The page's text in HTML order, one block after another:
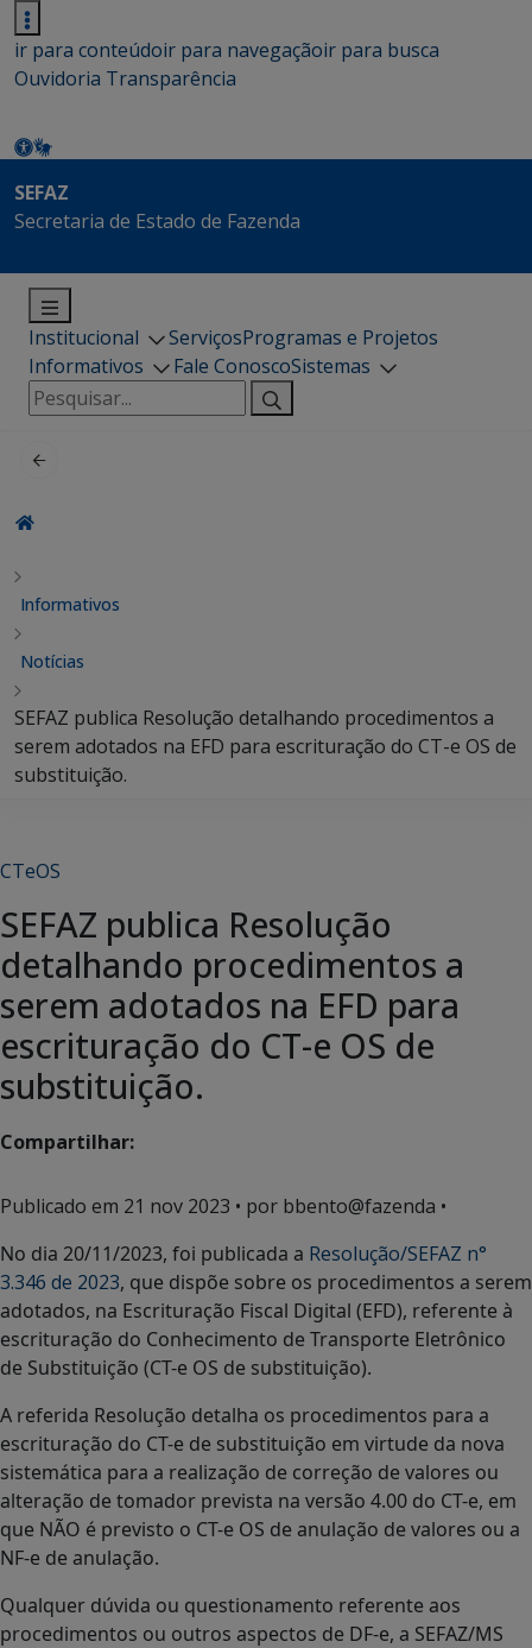
ir para conteúdoir para navegaçãoir para busca
Ouvidoria Transparência
SEFAZ
Secretaria de Estado de Fazenda
Institucional ServiçosProgramas e Projetos
Informativos
Fale ConoscoSistemas
Pesquisar
por:
Informativos
Notícias
SEFAZ publica Resolução detalhando procedimentos a
serem adotados na EFD para escrituração do CT-e OS de
substituição.
CTeOS
SEFAZ publica Resolução
detalhando procedimentos a
serem adotados na EFD para
escrituração do CT-e OS de
substituição.
Compartilhar:
Publicado em 21 nov 2023 • por bbento@fazenda •
No dia 20/11/2023, foi publicada a Resolução/SEFAZ n°
3.346 de 2023, que dispõe sobre os procedimentos a serem
adotados, na Escrituração Fiscal Digital (EFD), referente à
escrituração do Conhecimento de Transporte Eletrônico
de Substituição (CT-e OS de substituição).
A referida Resolução detalha os procedimentos para a
escrituração do CT-e de substituição em virtude da nova
sistemática para a realização de correção de valores ou
alteração de tomador prevista na versão 4.00 do CT-e, em
que NÃO é previsto o CT-e OS de anulação de valores ou a
NF-e de anulação.
Qualquer dúvida ou questionamento referente aos
procedimentos ou outros aspectos de DF-e, a SEFAZ/MS